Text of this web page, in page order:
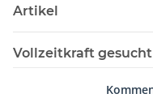
Artikel
Vollzeitkraft gesucht